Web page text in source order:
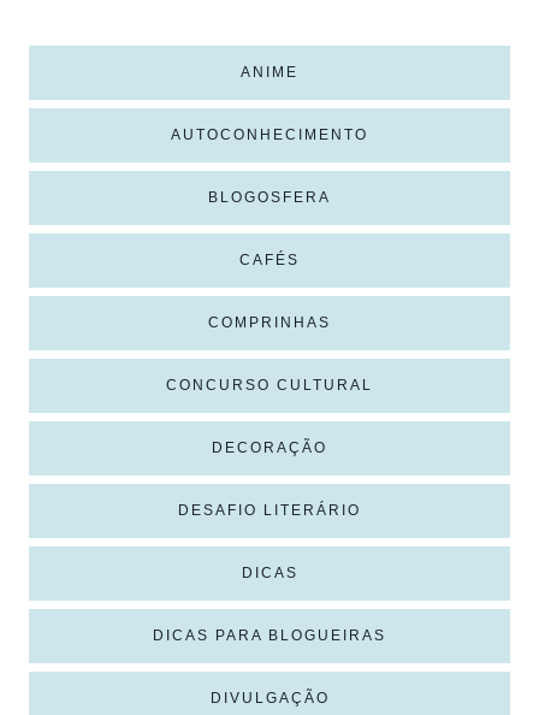
ANIME
AUTOCONHECIMENTO
BLOGOSFERA
CAFÉS
COMPRINHAS
CONCURSO CULTURAL
DECORAÇÃO
DESAFIO LITERÁRIO
DICAS
DICAS PARA BLOGUEIRAS
DIVULGAÇÃO